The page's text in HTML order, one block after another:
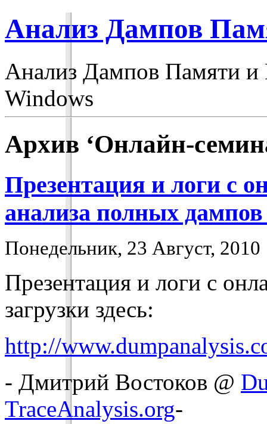
Анализ Дампов
Анализ Дампов Памяти
Windows
Архив ‘Онлайн-
Презентация и логи с
анализа полных
Понедельник, 23 Август, 2010
Презентация и логи с
загрузки здесь:
http://
- Дмитрий Востоков @
TraceAnalysis.org-